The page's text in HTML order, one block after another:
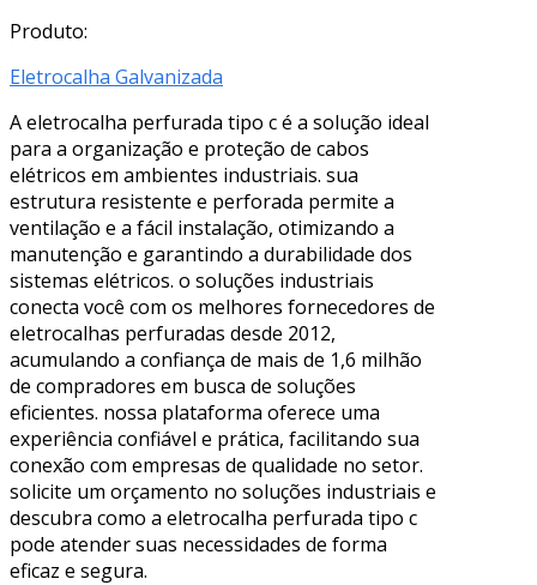
Produto:
Eletrocalha Galvanizada
A eletrocalha perfurada tipo c é a solução ideal
para a organização e proteção de cabos
elétricos em ambientes industriais. sua
estrutura resistente e perforada permite a
ventilação e a fácil instalação, otimizando a
manutenção e garantindo a durabilidade dos
sistemas elétricos. o soluções industriais
conecta você com os melhores fornecedores de
eletrocalhas perfuradas desde 2012,
acumulando a confiança de mais de 1,6 milhão
de compradores em busca de soluções
eficientes. nossa plataforma oferece uma
experiência confiável e prática, facilitando sua
conexão com empresas de qualidade no setor.
solicite um orçamento no soluções industriais e
descubra como a eletrocalha perfurada tipo c
pode atender suas necessidades de forma
eficaz e segura.